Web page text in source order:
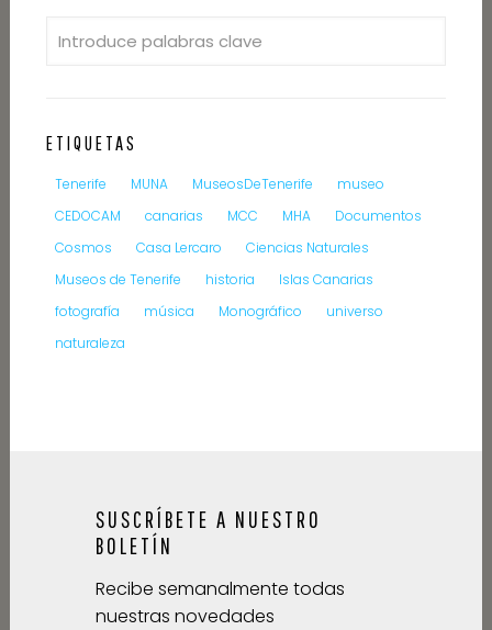
ETIQUETAS
Tenerife MUNA MuseosDeTenerife
museo
CEDOCAM
canarias MCC MHA
Documentos
Cosmos
Casa Lercaro
Ciencias Naturales
Museos de Tenerife
historia
Islas Canarias
fotografía
música Monográfico
universo
naturaleza
SUSCRÍBETE A NUESTRO
BOLETÍN
Recibe semanalmente todas
nuestras novedades